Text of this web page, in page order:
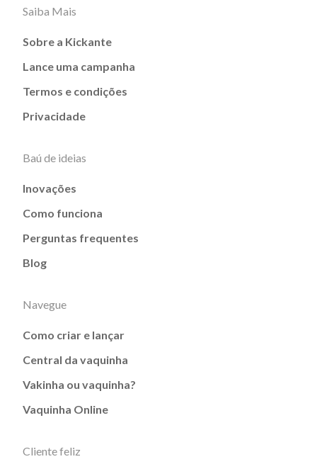
Saiba Mais
Sobre a Kickante
Lance uma campanha
Termos e condições
Privacidade
Baú de ideias
Inovações
Como funciona
Perguntas frequentes
Blog
Navegue
Como criar e lançar
Central da vaquinha
Vakinha ou vaquinha?
Vaquinha Online
Cliente feliz